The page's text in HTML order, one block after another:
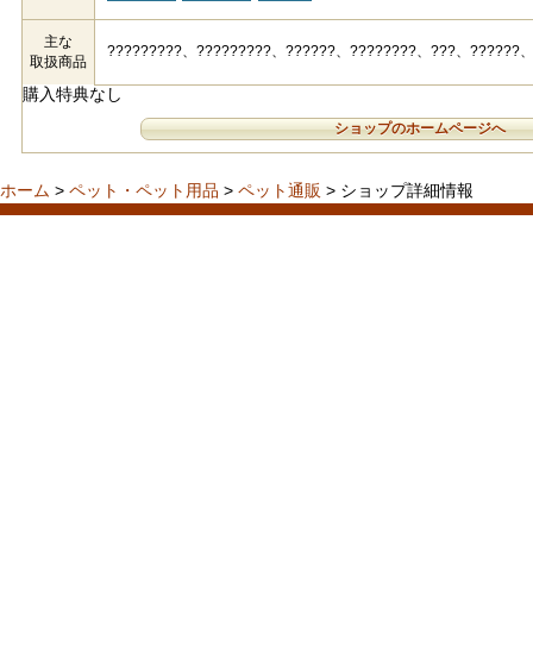
主な
取扱商品
?????????、?????????、??????、????????、???、??????
購入特典なし
ショップのホームページへ
ホーム > ペット・ペット用品 > ペット通販 > ショップ詳細情報